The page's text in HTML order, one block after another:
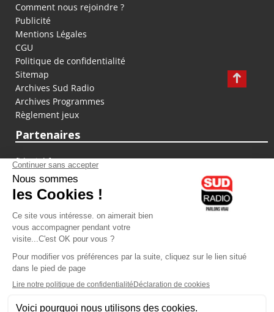
Comment nous rejoindre ?
Publicité
Mentions Légales
CGU
Politique de confidentialité
Sitemap
Archives Sud Radio
Archives Programmes
Règlement jeux
Partenaires
fiducial.fr
lyoncapitale.fr
olympique-et-lyonnais.com
L'application Iphone / Android
Téléchargez l'application
Les cookies
Gestion des cookies